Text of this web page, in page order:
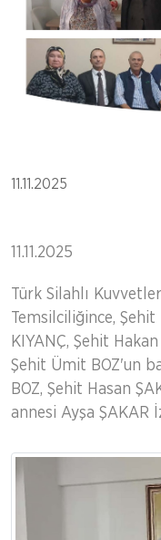
11.11.2025
11.11.2025
Türk Silahlı
Temsilciliğince, Şehit
KIYANÇ, Şehit
Şehit Ümit BOZ'un
BOZ, Şehit Hasan
annesi Ayşa